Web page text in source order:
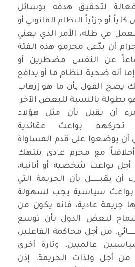
لتحقيق هدفه بوسائل
أو جزئياً النظام القانوني أو
يعمل في ظله، الأمر الذي يعني
أن يدّعى مجرمو هذه الفئة
عن النفس مضطرين أو
أنه ضحية لنظام ما أو يدافع
يصح القول بأن ما هو إرهاب
بطولة بالنسبة للبعض الآخر.
أن يقبل بأن مثل هؤلاء
تحركهم بواعث عقائدية
أن يوضعوا على قدم المساواة
أخلاقياً مع مجرم عادي ينتهك
أجل بواعث شخصية أو أنانية،
أن يقبــــــل بأن الجريمة التي
بواعث سياسية يجب لسهولة
جريمة عادية، فانه يكون من
لبعض الدول بأن توسع
من أجل محاكمة الفاعلين
عالميين، وتارة أخرى
من أجل ولذات الجريمة. إذن